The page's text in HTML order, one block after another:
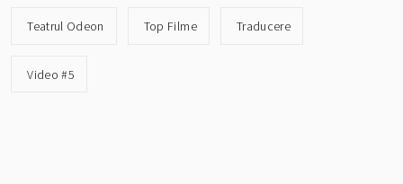
Teatrul Odeon Top Filme Traducere
Video #5